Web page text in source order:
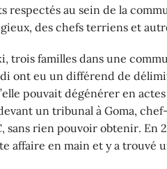
respectés au sein de la
des chefs terriens et
trois familles dans une
ont eu un différend de
pouvait dégénérer en
un tribunal à Goma,
rien pouvoir obtenir. En
affaire en main et y a trouvé